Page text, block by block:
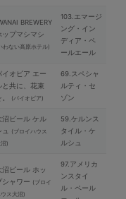
BREWERY
ップマシマシ
わない高原ホテル)
103.エマージ
ング・イン
ディア・ペ
ールエール
イオビア エー
と共に、花束
。
(パイオビア)
69.スペシャ
ルティ・セ
ゾン
沼ビール ケル
ュ
(ブロイハウス
沼)
59.ケルンス
タイル・ケ
ルシュ
沼ビール ホッ
シャワー (ブロイ
ウス⼤沼)
97.アメリカ
ンスタイ
ル・ペール